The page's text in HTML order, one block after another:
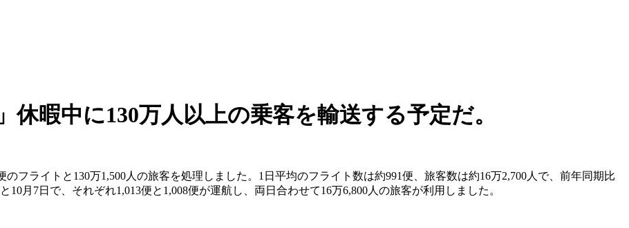
休暇中に130万人以上の乗客を輸送する予定だ。
フライトと130万1,500人の旅客を処理しました。1日平均のフライト数は約991便、旅客数は約16万2,700人で、前年同期比
10月7日で、それぞれ1,013便と1,008便が運航し、両日合わせて16万6,800人の旅客が利用しました。